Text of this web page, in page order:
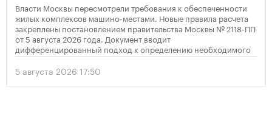
Власти Москвы пересмотрели требования к обеспеченности
жилых комплексов машино-местами. Новые правила расчета
закреплены постановлением правительства Москвы № 2118-ПП
от 5 августа 2026 года. Документ вводит
дифференцированный подход к определению необходимого
количества парковок в зависимости от площади квартир и
устанавливает переходный период для уже согласованных
проектов.
5 августа 2026 17:50